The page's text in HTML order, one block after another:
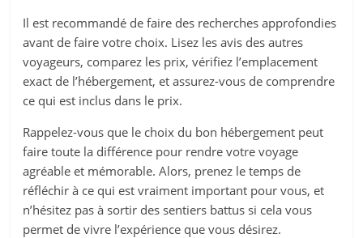
Il est recommandé de faire des recherches approfondies
avant de faire votre choix. Lisez les avis des autres
voyageurs, comparez les prix, vérifiez l’emplacement
exact de l’hébergement, et assurez-vous de comprendre
ce qui est inclus dans le prix.
Rappelez-vous que le choix du bon hébergement peut
faire toute la différence pour rendre votre voyage
agréable et mémorable. Alors, prenez le temps de
réfléchir à ce qui est vraiment important pour vous, et
n’hésitez pas à sortir des sentiers battus si cela vous
permet de vivre l’expérience que vous désirez.